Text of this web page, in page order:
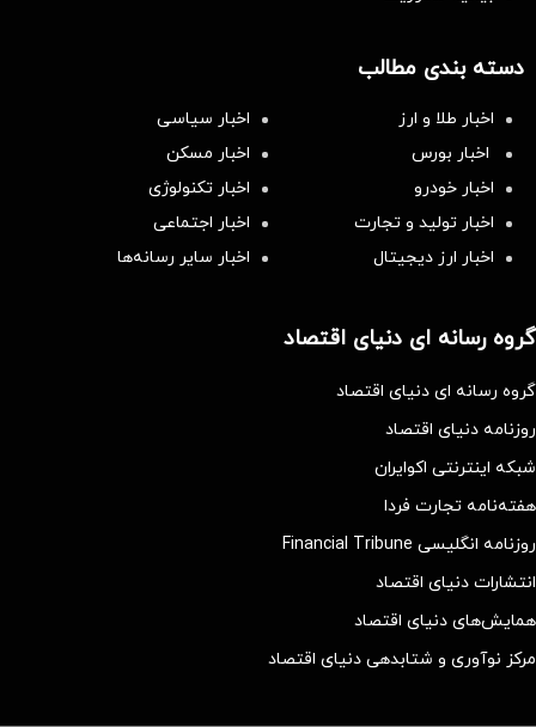
دسته بندی مطالب
اخبار طلا و ارز
اخبار سیاسی
اخبار بورس
اخبار مسکن
اخبار خودرو
اخبار تکنولوژی
اخبار تولید و تجارت
اخبار اجتماعی
اخبار ارز دیجیتال
اخبار سایر رسانه‌‌ها
گروه رسانه ای دنیای اقتصاد
گروه رسانه ای دنیای اقتصاد
روزنامه دنیای اقتصاد
شبکه اینترنتی اکوایران
هفته‌نامه تجارت فردا
روزنامه انگلیسی Financial Tribune
انتشارات دنیای اقتصاد
همایش‌های دنیای اقتصاد
مرکز نوآوری و شتابدهی دنیای اقتصاد